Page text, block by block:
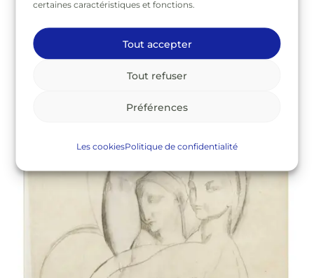
certaines caractéristiques et fonctions.
Tout accepter
Tout refuser
Préférences
Les cookiesPolitique de confidentialité
Jean Dupas (1882-1964),Florence Gould, 1937, crayon sur
papier beige. Département des Hauts-de-Seine, musée
du Grand Siècle, donation Pierre Rosenberg © CD92